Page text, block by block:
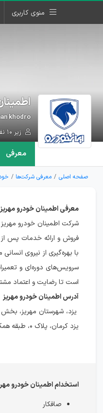
منوی کاربری
khodro
زیر ۱۰ نفر
معرفی
صفحه اصلی معرفی شرکت‌ها
معرفی اطمینان خودرو مهریز
شرکت اطمینان خودرو مهریز
فروش و ارائه خدمات پس
با بهره‌گیری از نیروی
سرویس‌های دوره‌ای و
است تا رضایت و اعتماد
آدرس اطمینان خودرو مهریز
یزد، شهرستان مهریز،
یزد کرمان، پلاک ۰، طبقه همکف
استخدام اطمینان خودرو
صافکار